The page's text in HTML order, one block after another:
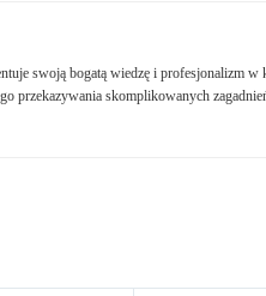
swoją bogatą wiedzę i profesjonalizm
przekazywania skomplikowanych